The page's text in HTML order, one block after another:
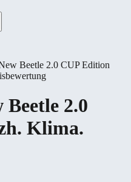
Beetle 2.0 CUP Edition
Beetle 2.0
Klima.